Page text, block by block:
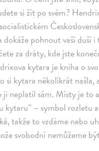
si žít po svém?
pohnout vaší duší
za dráty, kde jste
kytara je kniha o
si kytara několikrát
neplatil sám. Místy je to
– symbol rozletu
takže to vzdáme nebo
svobodní nemůžeme